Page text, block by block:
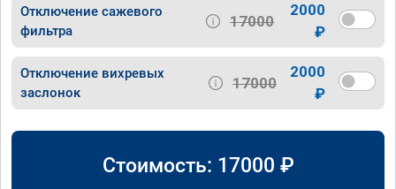
Отключение сажевого
фильтра
17000
2000
₽
Отключение вихревых
заслонок
17000
2000
₽
Стоимость: 17000 ₽